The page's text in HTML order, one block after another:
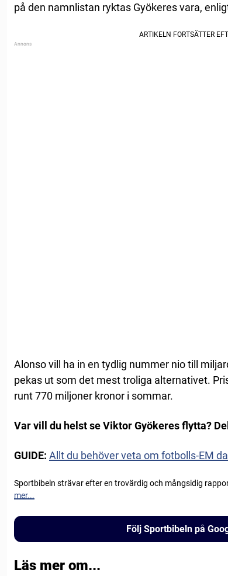
på den namnlistan ryktas Gyökeres vara,
Alonso vill ha in en tydlig nummer nio till
pekas ut som det mest troliga alternativet.
runt 770 miljoner kronor i sommar.
Var vill du helst se Viktor Gyökeres flytta?
GUIDE: Allt du behöver veta om fotbolls-EM
Sportbibeln strävar efter en trovärdig och mångsidig
mer...
Följ Sportbibeln på
Läs mer om...